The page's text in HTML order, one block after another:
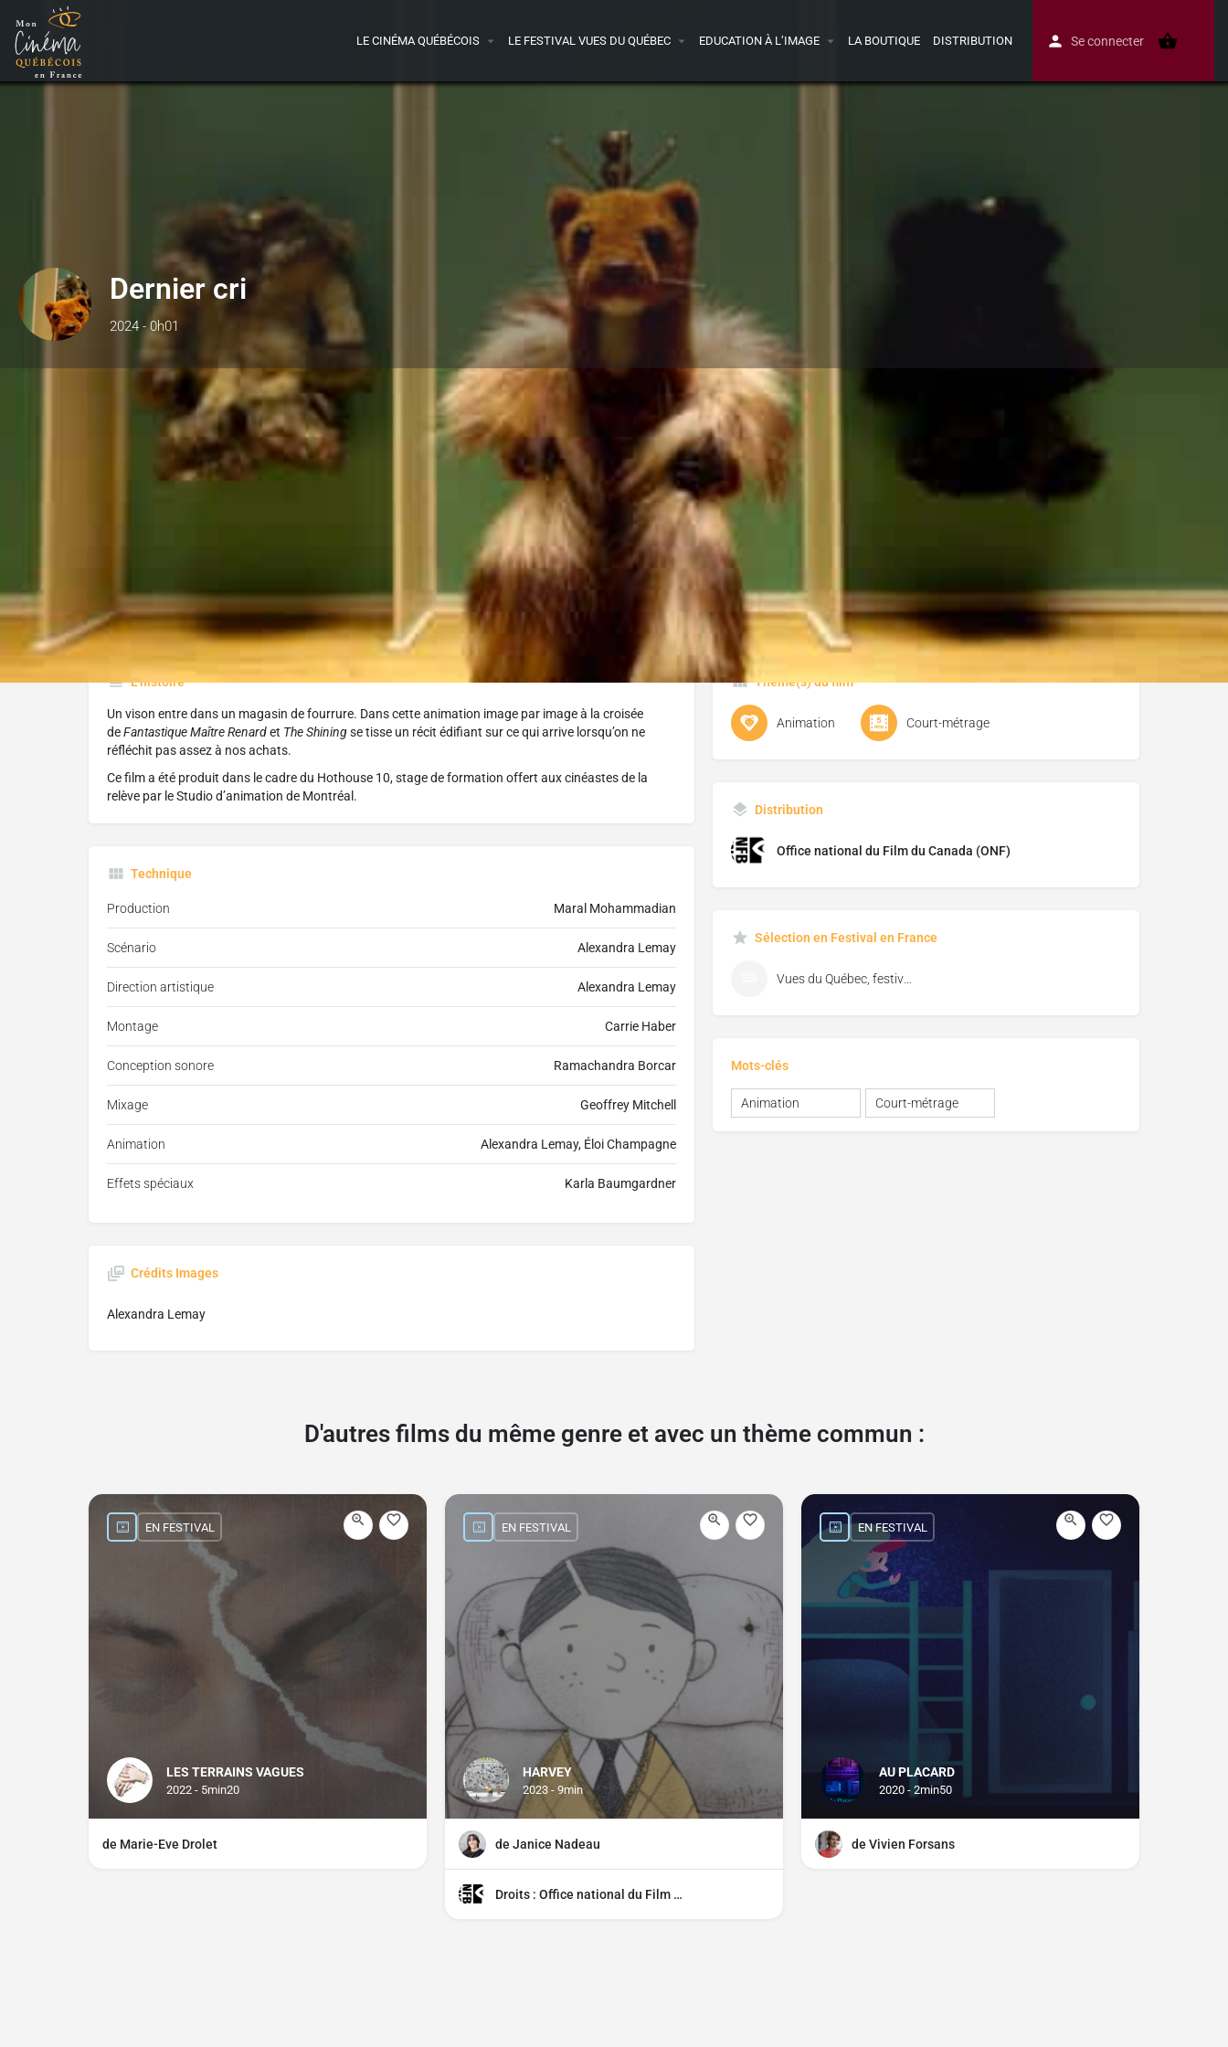
LE CINÉMA QUÉBÉCOIS LE FESTIVAL VUES DU QUÉBEC EDUCATION À L’IMAGE LA BOUTIQUE DISTRIBUTION Se connecter
Dernier cri
2024 - 0h01
Avis
ONF Donnez votre avis
Alexandra Lemay
L'histoire
Un vison entre dans un magasin de fourrure. Dans cette animation image par image à la croisée
deFantastique Maître Renardet The Shiningse tisse un récit édifiant sur ce qui arrive lorsqu’on ne
réfléchit pas assez à nos achats.
Ce film a été produit dans le cadre du Hothouse 10, stage de formation offert aux cinéastes de la
relève par le Studio d’animation de Montréal.
Technique
Production Maral Mohammadian
Scénario Alexandra Lemay
Direction artistique Alexandra Lemay
Montage Carrie Haber
Conception sonore Ramachandra Borcar
Mixage Geoffrey Mitchell
Animation Alexandra Lemay, Éloi Champagne
Effets spéciaux Karla Baumgardner
Crédits Images
Alexandra Lemay
Genre
Animation Court-métrage
Thème(s) du film
Animation Court-métrage
Distribution
Office national du Film du Canada (ONF)
Sélection en Festival en France
Vues du Québec, festival de cinéma de Florac
Mots-clés
Animation Court-métrage
D'autres films du même genre et avec un thème commun :
LES TERRAINS VAGUES
2022 - 5min20
EN FESTIVAL
de Marie-Eve Drolet
HARVEY
2023 - 9min
EN FESTIVAL
de Janice Nadeau
Droits : Office national du Film du Canada (ONF)
AU PLACARD
2020 - 2min50
EN FESTIVAL
de Vivien Forsans